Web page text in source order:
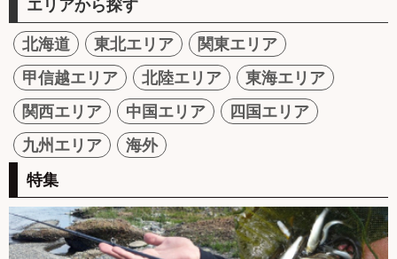
エリアから探す
北海道 東北エリア
関東エリア
甲信越エリア
北陸エリア
東海エリア
関西エリア
中国エリア
四国エリア
九州エリア
海外
特集